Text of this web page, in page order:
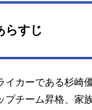
らすじ
イカーである杉崎
プチーム昇格、家